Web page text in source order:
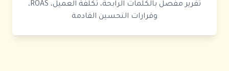
تقرير مفصل بالكلمات الرابحة، تكلفة العميل، ROAS،
وقرارات التحسين القادمة